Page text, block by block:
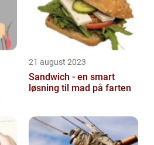
21 august 2023
Sandwich - en smart
løsning til mad på farten